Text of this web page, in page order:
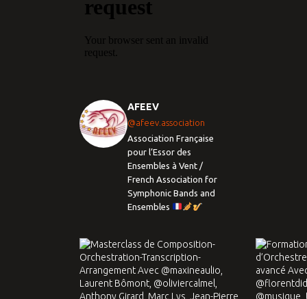
AFEEV
@afeev.association
Association Française
pour l’Essor des
Ensembles à Vent /
French Association for
Symphonic Bands and
Ensembles